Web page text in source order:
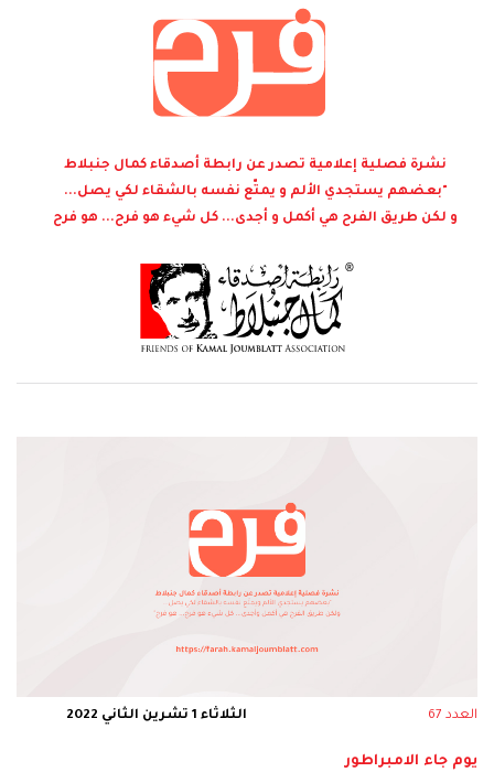
نشرة فصلية إعلامية تصدر عن رابطة أصدقاء كمال جنبلاط
"بعضهم يستجدي الألم و يمتّع نفسه بالشقاء لكي يصل...
و لكن طريق الفرح هي أكمل و أجدى... كل شيء هو فرح... هو فرح
العدد 67 الثلاثاء 1 تشرين الثاني 2022
يوم جاء الامبراطور